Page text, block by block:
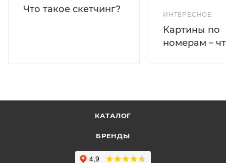
Что такое скетчинг?
ИНТЕРЕСНОЕ
Картины по
номерам –
КАТАЛОГ
БРЕНДЫ